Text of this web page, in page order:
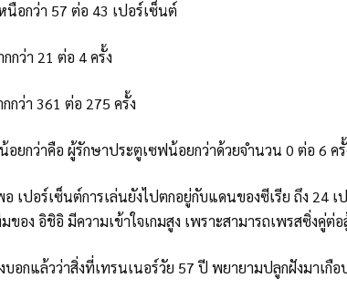
นือกว่า 57 ต่อ 43 เปอร์เซ็นต์
กกว่า 21 ต่อ 4 ครั้ง
กว่า 361 ต่อ 275 ครั้ง
อยกว่าคือ ผู้รักษาประตูเซฟน้อยกว่าด้วยจำนวน 0 ต่อ 6 ครั้
เปอร์เซ็นต์การเล่นยังไปตกอยู่กับแดนของซีเรีย ถึง 24
ของ อิชิอิ มีความเข้าใจเกมสูง เพราะสามารถเพรสซิ่งคู่ต่
อกแล้วว่าสิ่งที่เทรนเนอร์วัย 57 ปี พยายามปลูกฝังมาเกื